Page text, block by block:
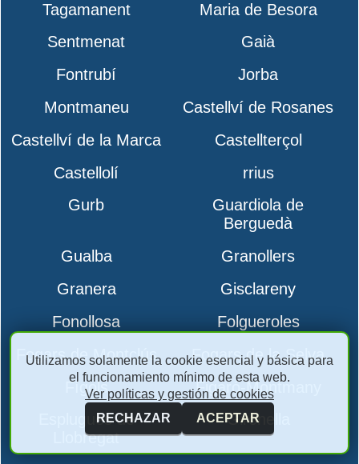
Tagamanent
Maria de Besora
Sentmenat
Gaià
Fontrubí
Jorba
Montmaneu
Castellví de Rosanes
Castellví de la Marca
Castellterçol
Castellolí
rrius
Gurb
Guardiola de
Berguedà
Gualba
Granollers
Granera
Gisclareny
Fonollosa
Folgueroles
Fogars de Montclús
Fogars de la Selva
Fígols
Figaró-Montmany
Esplugues de
Llobregat
Gironella
Utilizamos solamente la cookie esencial y básica para
el funcionamiento mínimo de esta web.
Ver políticas y gestión de cookies
RECHAZAR
ACEPTAR